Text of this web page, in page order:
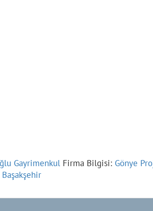
Gayrimenkul Firma Bilgisi: Gönye